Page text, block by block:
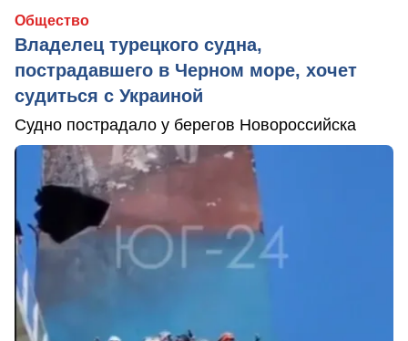
Общество
Владелец турецкого судна,
пострадавшего в Черном море, хочет
судиться с Украиной
Судно пострадало у берегов Новороссийска